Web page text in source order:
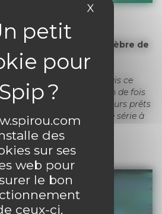
des
sur ses
web pour
le bon
ceux-ci,
X Masquer le
un autre méchant célèbre de
vraiment méchants, mais ce
Peu importe combien de fois
les revoilà, encore et toujours prêts
Vraiment, ils méritent une série à